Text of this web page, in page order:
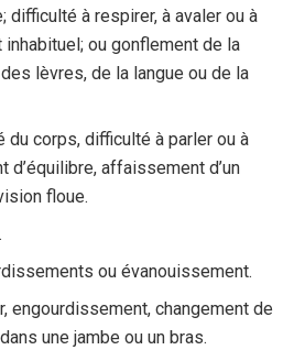
difficulté à respirer, à avaler ou à
inhabituel; ou gonflement de la
lèvres, de la langue ou de la
du corps, difficulté à parler ou à
d’équilibre, affaissement d’un
floue.
ou évanouissement.
engourdissement, changement de
une jambe ou un bras.